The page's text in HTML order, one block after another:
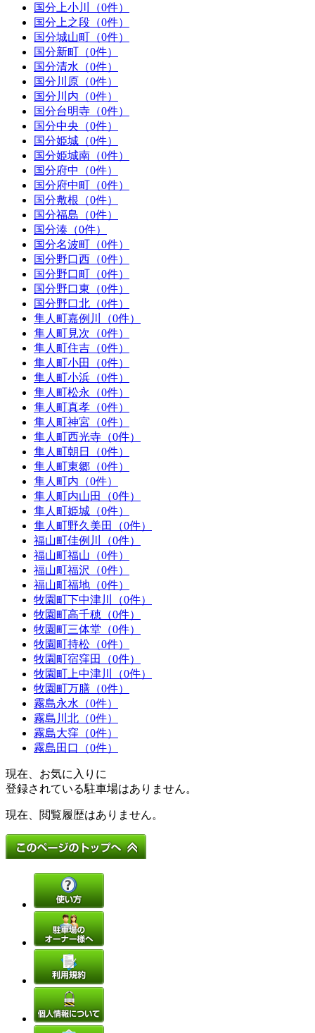
国分上小川（0件）
国分上之段（0件）
国分城山町（0件）
国分新町（0件）
国分清水（0件）
国分川原（0件）
国分川内（0件）
国分台明寺（0件）
国分中央（0件）
国分姫城（0件）
国分姫城南（0件）
国分府中（0件）
国分府中町（0件）
国分敷根（0件）
国分福島（0件）
国分湊（0件）
国分名波町（0件）
国分野口西（0件）
国分野口町（0件）
国分野口東（0件）
国分野口北（0件）
隼人町嘉例川（0件）
隼人町見次（0件）
隼人町住吉（0件）
隼人町小田（0件）
隼人町小浜（0件）
隼人町松永（0件）
隼人町真孝（0件）
隼人町神宮（0件）
隼人町西光寺（0件）
隼人町朝日（0件）
隼人町東郷（0件）
隼人町内（0件）
隼人町内山田（0件）
隼人町姫城（0件）
隼人町野久美田（0件）
福山町佳例川（0件）
福山町福山（0件）
福山町福沢（0件）
福山町福地（0件）
牧園町下中津川（0件）
牧園町高千穂（0件）
牧園町三体堂（0件）
牧園町持松（0件）
牧園町宿窪田（0件）
牧園町上中津川（0件）
牧園町万膳（0件）
霧島永水（0件）
霧島川北（0件）
霧島大窪（0件）
霧島田口（0件）
現在、お気に入りに
登録されている駐車場はありません。
現在、閲覧履歴はありません。